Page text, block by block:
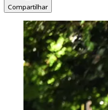
Compartilhar